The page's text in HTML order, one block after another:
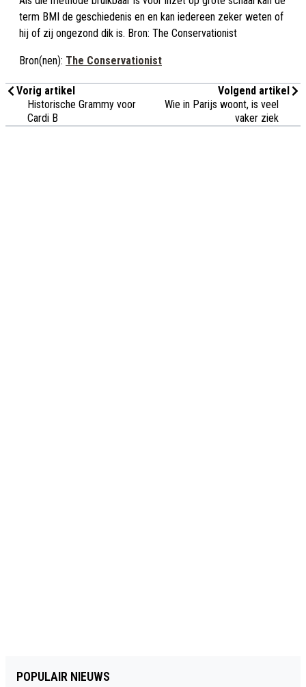
term BMI de geschiedenis en en kan iedereen zeker weten of
hij of zij ongezond dik is. Bron: The Conservationist
Bron(nen): The Conservationist
Vorig artikel
Historische Grammy voor
Cardi B
Volgend artikel
Wie in Parijs woont, is veel
vaker ziek
POPULAIR NIEUWS